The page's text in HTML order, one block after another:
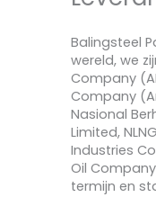
Balingsteel
wereld, we
Company
Company
Nasional
Limited,
Industries
Oil
termijn en